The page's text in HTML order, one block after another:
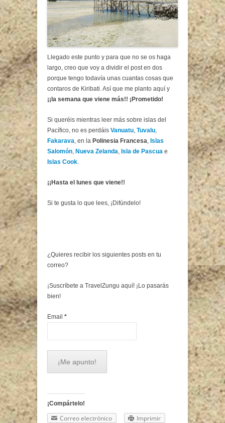
Llegado este punto y para que no se os haga
largo, creo que voy a dividir el post en dos
porque tengo todavía unas cuantas cosas que
contaros de Kiribati. Así que me planto aquí y
¡¡la semana que viene más!! ¡Prometido!
Si queréis mientras leer más sobre islas del
Pacífico, no es perdáis Vanuatu Tuvalu
Fakarava , en la Polinesia Francesa Islas
Salomón Nueva Zelanda Isla de Pascua e
Islas Cook
¡¡Hasta el lunes que viene!!
Si te gusta lo que lees, ¡Difúndelo!
¿Quieres recibir los siguientes posts en tu
correo?
¡Suscríbete a TravelZungu aquí! ¡Lo pasarás
bien!
Email *
¡Compártelo!
Correo electrónico Imprimir